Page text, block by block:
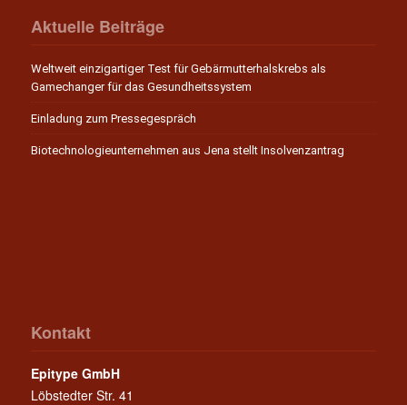
Aktuelle Beiträge
Weltweit einzigartiger Test für Gebärmutterhalskrebs als
Gamechanger für das Gesundheitssystem
Einladung zum Pressegespräch
Biotechnologieunternehmen aus Jena stellt Insolvenzantrag
Kontakt
Epitype GmbH
Löbstedter Str. 41